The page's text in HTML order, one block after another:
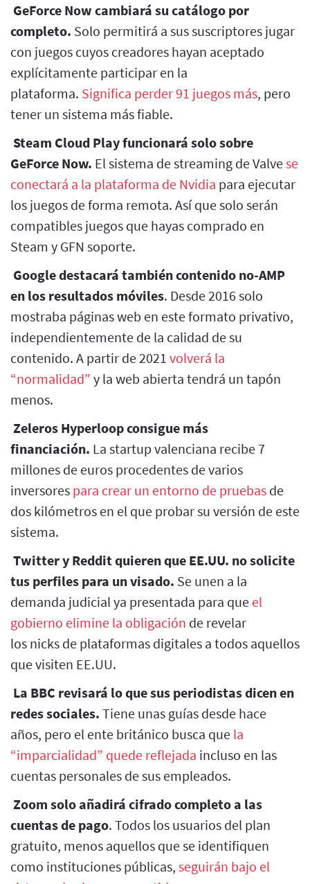
GeForce Now cambiará su catálogo por
completo. Solo permitirá a sus suscriptores jugar
con juegos cuyos creadores hayan aceptado
explícitamente participar en la
plataforma. Significa perder 91 juegos más, pero
tener un sistema más fiable.
Steam Cloud Play funcionará solo sobre
GeForce Now. El sistema de streaming de Valvese
conectará a la plataforma de Nvidia para ejecutar
los juegos de forma remota. Así que solo serán
compatibles juegos que hayas comprado en
Steam y GFN soporte.
Google destacará también contenido no-AMP
en los resultados móviles. Desde 2016 solo
mostraba páginas web en este formato privativo,
independientemente de la calidad de su
contenido. A partir de 2021 volverá la
“normalidad” y la web abierta tendrá un tapón
menos.
Zeleros Hyperloop consigue más
financiación. La startup valenciana recibe 7
millones de euros procedentes de varios
inversores para crear un entorno de pruebas de
dos kilómetros en el que probar su versión de este
sistema.
Twitter y Reddit quieren que EE.UU. no solicite
tus perfiles para un visado. Se unen a la
demanda judicial ya presentada para que el
gobierno elimine la obligación de revelar
los nicks de plataformas digitales a todos aquellos
que visiten EE.UU.
La BBC revisará lo que sus periodistas dicen en
redes sociales. Tiene unas guías desde hace
años, pero el ente británico busca que la
“imparcialidad” quede reflejada incluso en las
cuentas personales de sus empleados.
Zoom solo añadirá cifrado completo a las
cuentas de pago. Todos los usuarios del plan
gratuito, menos aquellos que se identifiquen
como instituciones públicas, seguirán bajo el